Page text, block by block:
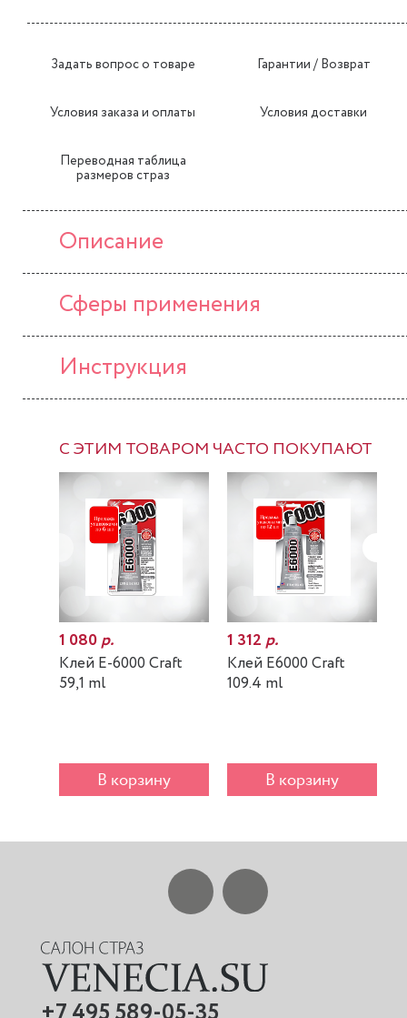
Задать вопрос о товаре Гарантии / Возврат
Условия заказа и оплаты Условия доставки
Переводная таблица
размеров страз
Описание
Сферы применения
Инструкция
С ЭТИМ ТОВАРОМ ЧАСТО ПОКУПАЮТ
1 080р.
Клей E-6000 Craft
59,1 ml
В корзину
1 312р.
Клей E6000 Craft
109.4 ml
В корзину